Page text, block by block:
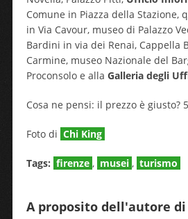
Comune in Piazza della Stazione,
in Via Cavour, museo di Palazzo
Bardini in via dei Renai, Cappella
Carmine, museo Nazionale del
Proconsolo e alla Galleria degli
Cosa ne pensi: il prezzo è giusto?
Foto di Chi King
Tags: firenze , musei , turismo
A proposito dell'autore